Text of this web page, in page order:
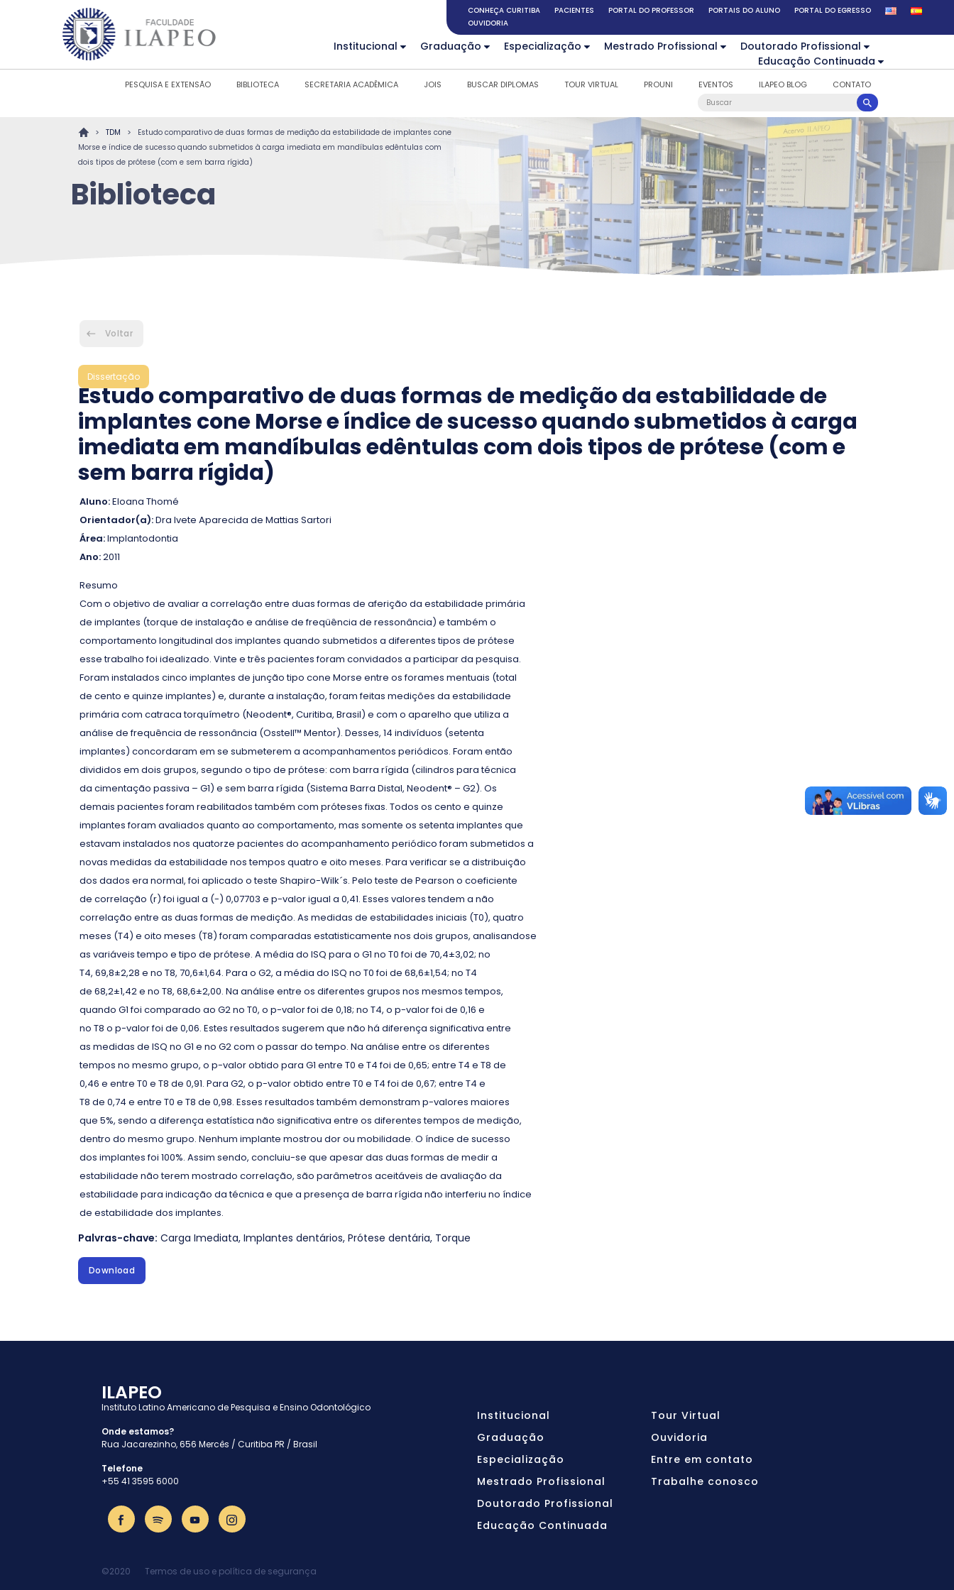
CONHEÇA CURITIBA PACIENTES PORTAL DO PROFESSOR PORTAIS DO ALUNO
PORTAL DO EGRESSO
OUVIDORIA
Institucional Graduação Especialização Mestrado Profissional
Doutorado Profissional
Educação Continuada
PESQUISA E EXTENSÃO BIBLIOTECA SECRETARIA ACADÊMICA JOIS BUSCAR DIPLOMAS TOUR VIRTUAL PROUNI EVENTOS ILAPEO BLOG CONTATO
> TDM >
Estudo comparativo de duas formas de medição da estabilidade de implantes cone
Morse e índice de sucesso quando submetidos à carga imediata em mandíbulas edêntulas com
dois tipos de prótese (com e sem barra rígida)
Biblioteca
Voltar
Dissertação
Estudo comparativo de duas formas de medição da estabilidade de
implantes cone Morse e índice de sucesso quando submetidos à carga
imediata em mandíbulas edêntulas com dois tipos de prótese (com e
sem barra rígida)
Aluno:Eloana Thomé
Orientador(a):Dra Ivete Aparecida de Mattias Sartori
Área:Implantodontia
Ano:2011
Resumo
Com o objetivo de avaliar a correlação entre duas formas de aferição da estabilidade primária
de implantes (torque de instalação e análise de freqüência de ressonância) e também o
comportamento longitudinal dos implantes quando submetidos a diferentes tipos de prótese
esse trabalho foi idealizado. Vinte e três pacientes foram convidados a participar da pesquisa.
Foram instalados cinco implantes de junção tipo cone Morse entre os forames mentuais (total
de cento e quinze implantes) e, durante a instalação, foram feitas medições da estabilidade
primária com catraca torquímetro (Neodent®, Curitiba, Brasil) e com o aparelho que utiliza a
análise de frequência de ressonância (Osstell™ Mentor). Desses, 14 indivíduos (setenta
implantes) concordaram em se submeterem a acompanhamentos periódicos. Foram então
divididos em dois grupos, segundo o tipo de prótese: com barra rígida (cilindros para técnica
da cimentação passiva – G1) e sem barra rígida (Sistema Barra Distal, Neodent® – G2). Os
demais pacientes foram reabilitados também com próteses fixas. Todos os cento e quinze
implantes foram avaliados quanto ao comportamento, mas somente os setenta implantes que
estavam instalados nos quatorze pacientes do acompanhamento periódico foram submetidos a
novas medidas da estabilidade nos tempos quatro e oito meses. Para verificar se a distribuição
dos dados era normal, foi aplicado o teste Shapiro-Wilk´s. Pelo teste de Pearson o coeficiente
de correlação (r) foi igual a (-) 0,07703 e p-valor igual a 0,41. Esses valores tendem a não
correlação entre as duas formas de medição. As medidas de estabilidades iniciais (T0), quatro
meses (T4) e oito meses (T8) foram comparadas estatisticamente nos dois grupos, analisandose
as variáveis tempo e tipo de prótese. A média do ISQ para o G1 no T0 foi de 70,4±3,02; no
T4, 69,8±2,28 e no T8, 70,6±1,64. Para o G2, a média do ISQ no T0 foi de 68,6±1,54; no T4
de 68,2±1,42 e no T8, 68,6±2,00. Na análise entre os diferentes grupos nos mesmos tempos,
quando G1 foi comparado ao G2 no T0, o p-valor foi de 0,18; no T4, o p-valor foi de 0,16 e
no T8 o p-valor foi de 0,06. Estes resultados sugerem que não há diferença significativa entre
as medidas de ISQ no G1 e no G2 com o passar do tempo. Na análise entre os diferentes
tempos no mesmo grupo, o p-valor obtido para G1 entre T0 e T4 foi de 0,65; entre T4 e T8 de
0,46 e entre T0 e T8 de 0,91. Para G2, o p-valor obtido entre T0 e T4 foi de 0,67; entre T4 e
T8 de 0,74 e entre T0 e T8 de 0,98. Esses resultados também demonstram p-valores maiores
que 5%, sendo a diferença estatística não significativa entre os diferentes tempos de medição,
dentro do mesmo grupo. Nenhum implante mostrou dor ou mobilidade. O índice de sucesso
dos implantes foi 100%. Assim sendo, concluiu-se que apesar das duas formas de medir a
estabilidade não terem mostrado correlação, são parâmetros aceitáveis de avaliação da
estabilidade para indicação da técnica e que a presença de barra rígida não interferiu no índice
de estabilidade dos implantes.
Palvras-chave: Carga Imediata,Implantes dentários,Prótese dentária, Torque
Download
ILAPEO
Instituto Latino Americano de Pesquisa e Ensino Odontológico
Onde estamos?
Rua Jacarezinho, 656 Mercês / Curitiba PR / Brasil
Telefone
+55 41 3595 6000
Institucional
Graduação
Especialização
Mestrado Profissional
Doutorado Profissional
Educação Continuada
Tour Virtual
Ouvidoria
Entre em contato
Trabalhe conosco
©2020 Termos de uso e política de segurança